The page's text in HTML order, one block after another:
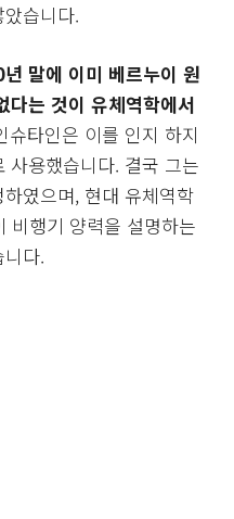
습니다.
말에 이미 베르누이 원
다는 것이 유체역학에서
슈타인은 이를 인지 하지
사용했습니다. 결국 그는
였으며, 현대 유체역학
비행기 양력을 설명하는
다.